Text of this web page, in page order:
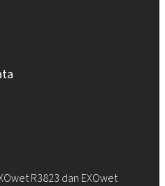
R3823 dan EXOwet